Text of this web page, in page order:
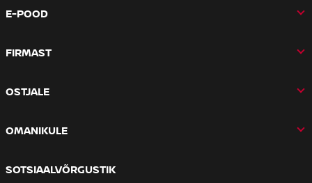
E-POOD
FIRMAST
OSTJALE
OMANIKULE
SOTSIAALVÕRGUSTIK